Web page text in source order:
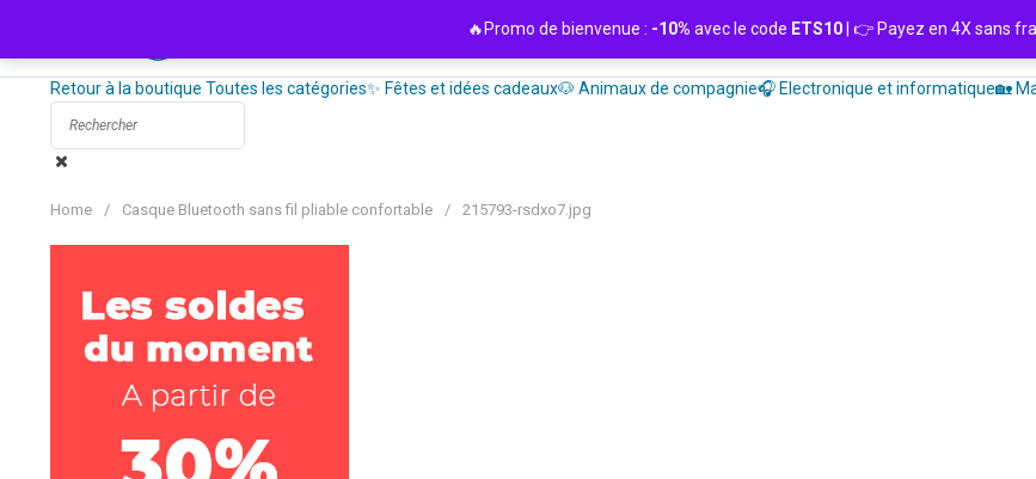
contenu
Retour à la boutique Toutes les catégories✨ Fêtes et idées cadeaux🐶 Animaux de compagnie🎧 Electronique et informatique🏡
Home / Casque Bluetooth sans fil pliable confortable / 215793-rsdxo7.jpg
🔥Promo de bienvenue : -10% avec le code ETS10 | 👉 Payez en 4X sans